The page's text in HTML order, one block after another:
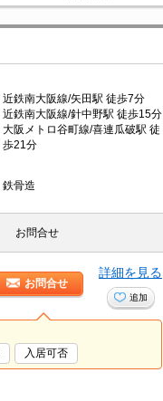
近鉄南大阪線/矢田駅 徒歩7分
近鉄南大阪線/針中野駅 徒歩15分
大阪メトロ谷町線/喜連瓜破駅 徒
歩21分
鉄骨造
お問合せ
お問合せ
詳細を見る
追加
入居可否